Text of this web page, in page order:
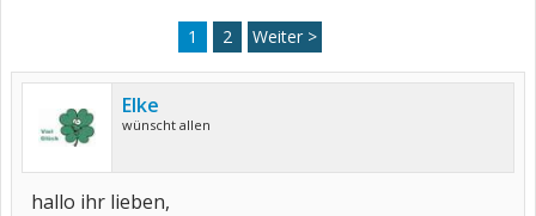
1 2 Weiter >
Elke
wünscht allen
hallo ihr lieben,